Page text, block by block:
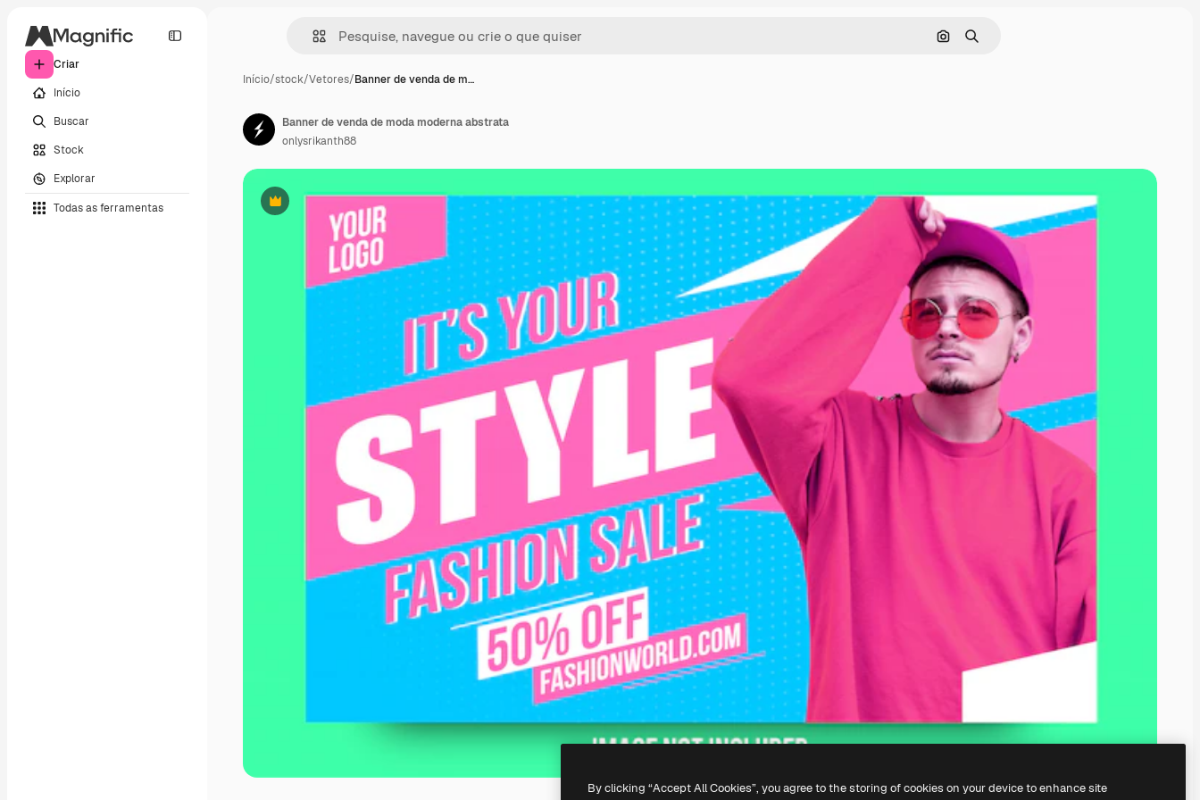
Criar
Início
Buscar
Stock
Explorar
Todas as ferramentas
Pesquisar por imagem
Buscar
Início/stock/Vetores/Banner de venda de m…
Premium
Banner de venda de moda moderna abstrata
onlysrikanth88
By clicking “Accept All Cookies”, you agree to the storing of cookies on your device to enhance site